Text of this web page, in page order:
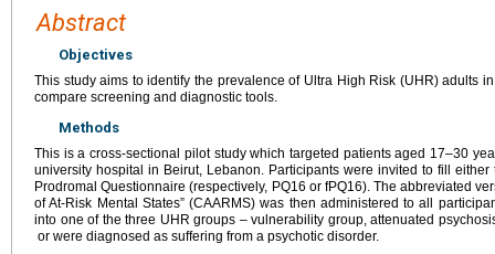
Abstract
Objectives
This study aims to identify the prevalence of Ultra High Risk (UHR) adults
compare screening and diagnostic tools.
Methods
This is a cross-sectional pilot study which targeted patients aged 17–30
university hospital in Beirut, Lebanon. Participants were invited to fill
Prodromal Questionnaire (respectively, PQ16 or fPQ16). The abbreviated
of At-Risk Mental States” (CAARMS) was then administered to all
into one of the three UHR groups – vulnerability group, attenuated
or were diagnosed as suffering from a psychotic disorder.